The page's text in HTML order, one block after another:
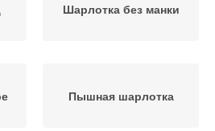
Шарлотка без манки
Пышная шарлотка